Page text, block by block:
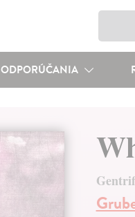
ODPORÚČANIA